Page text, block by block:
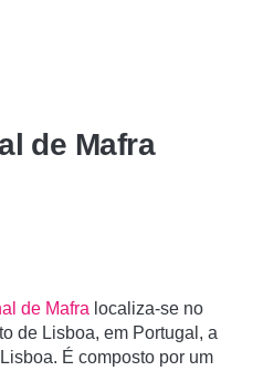
de Mafra
de Mafra localiza-se no
de Lisboa, em Portugal, a
É composto por um